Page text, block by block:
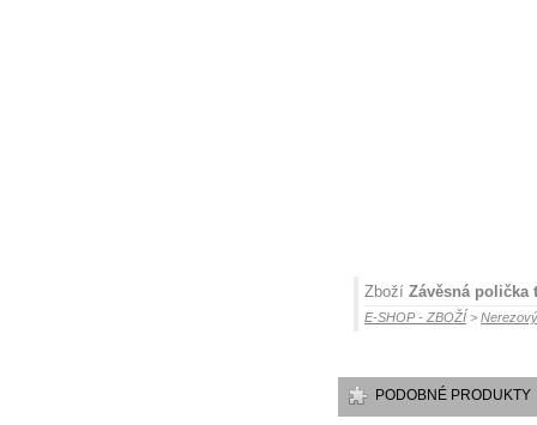
Zboží Závěsná polička
E-SHOP - ZBOŽÍ >
PODOBNÉ PRODUKTY